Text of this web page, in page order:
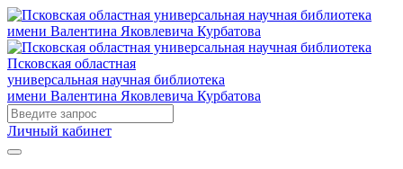
Псковская областная
универсальная научная библиотека
имени Валентина Яковлевича Курбатова
Личный кабинет